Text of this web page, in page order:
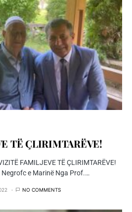
TË ÇLIRIMTARËVE!
FAMILJEVE TË ÇLIRIMTARËVE!
e Marinë Nga Prof.…
NO COMMENTS